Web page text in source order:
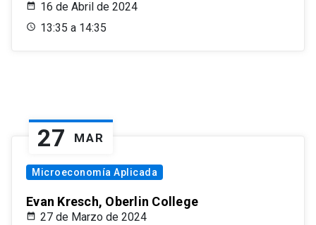
16 de Abril de 2024
13:35 a 14:35
27 MAR
Microeconomía Aplicada
Evan Kresch, Oberlin College
27 de Marzo de 2024